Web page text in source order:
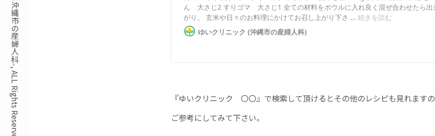
『ゆいクリニック 〇〇』で検索して頂けるとその他のレシピも見れます
ご参考にしてみて下さい。
予防接種
遠方にお住まいで当院での出産を希望される方へ